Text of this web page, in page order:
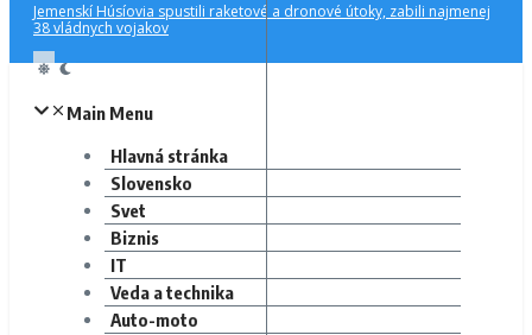
Jemenskí Húsíovia spustili raketové a dronové útoky, zabili najmenej
38 vládnych vojakov
Main Menu
Hlavná stránka
Slovensko
Svet
Biznis
IT
Veda a technika
Auto-moto